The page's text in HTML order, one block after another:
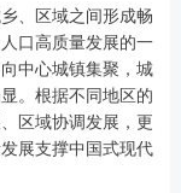
、区域之间形成畅
口高质量发展的一
中心城镇集聚，城
。根据不同地区的
区域协调发展，更
展支撑中国式现代